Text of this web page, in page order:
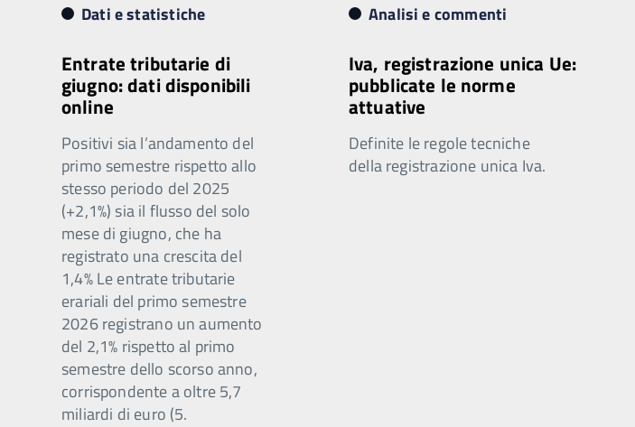
Dati e statistiche
Entrate tributarie di
giugno: dati disponibili
online
Positivi sia l’andamento del
primo semestre rispetto allo
stesso periodo del 2025
(+2,1%) sia il flusso del solo
mese di giugno, che ha
registrato una crescita del
1,4% Le entrate tributarie
erariali del primo semestre
2026 registrano un aumento
del 2,1% rispetto al primo
semestre dello scorso anno,
corrispondente a oltre 5,7
miliardi di euro (5.
Analisi e commenti
Iva, registrazione unica Ue:
pubblicate le norme
attuative
Definite le regole tecniche
della registrazione unica Iva.